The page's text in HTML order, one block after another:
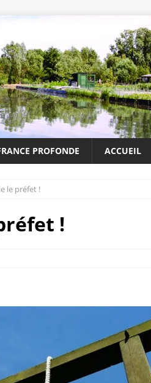
PROFONDE ACCUEIL
le préfet !
!